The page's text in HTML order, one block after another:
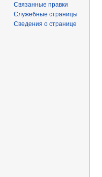
Связанные правки
Служебные страницы
Сведения о странице